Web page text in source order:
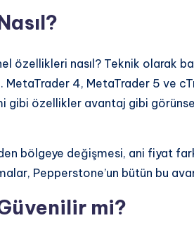
özellikleri nasıl? Teknik olarak
MetaTrader 4, MetaTrader 5 ve
gibi özellikler avantaj gibi
bölgeye değişmesi, ani fiyat
Pepperstone’un bütün bu
mi?